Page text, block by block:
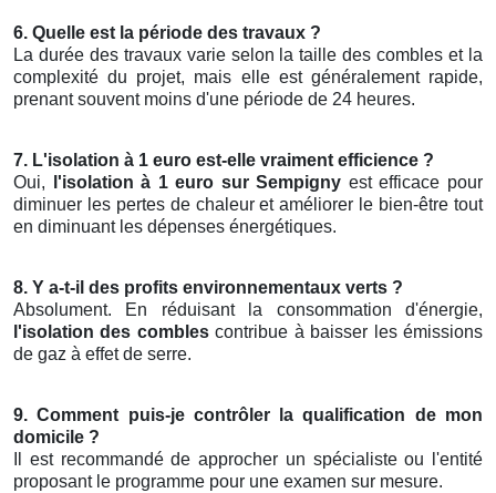
6. Quelle est la période des travaux ?
La durée des travaux varie selon la taille des combles et la
complexité du projet, mais elle est généralement rapide,
prenant souvent moins d'une période de 24 heures.
7. L'isolation à 1 euro est-elle vraiment efficience ?
Oui,
l'isolation à 1 euro sur Sempigny est efficace pour
diminuer les pertes de chaleur et améliorer le bien-être tout
en diminuant les dépenses énergétiques.
8. Y a-t-il des profits environnementaux verts ?
Absolument. En réduisant la consommation d'énergie,
l'isolation des comblescontribue à baisser les émissions
de gaz à effet de serre.
9. Comment puis-je contrôler la qualification de mon
domicile ?
Il est recommandé de approcher un spécialiste ou l'entité
proposant le programme pour une examen sur mesure.